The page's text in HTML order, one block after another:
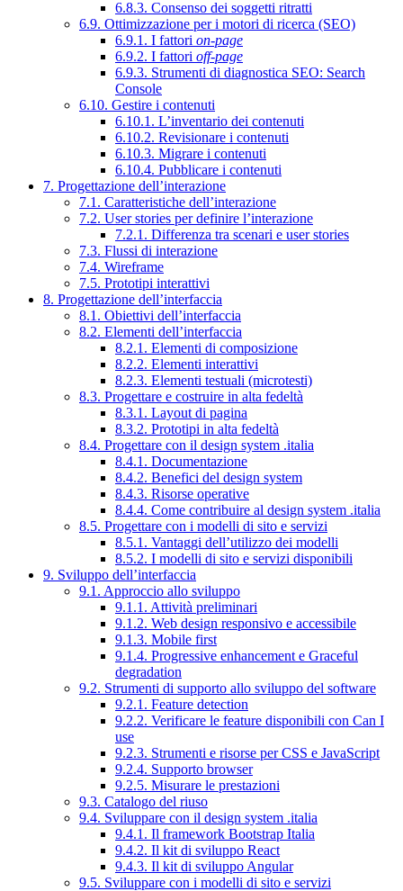
6.8.3. Consenso dei soggetti ritratti
6.9. Ottimizzazione per i motori di ricerca (SEO)
6.9.1. I fattori on-page
6.9.2. I fattori off-page
6.9.3. Strumenti di diagnostica SEO: Search
Console
6.10. Gestire i contenuti
6.10.1. L’inventario dei contenuti
6.10.2. Revisionare i contenuti
6.10.3. Migrare i contenuti
6.10.4. Pubblicare i contenuti
7. Progettazione dell’interazione
7.1. Caratteristiche dell’interazione
7.2. User stories per definire l’interazione
7.2.1. Differenza tra scenari e user stories
7.3. Flussi di interazione
7.4. Wireframe
7.5. Prototipi interattivi
8. Progettazione dell’interfaccia
8.1. Obiettivi dell’interfaccia
8.2. Elementi dell’interfaccia
8.2.1. Elementi di composizione
8.2.2. Elementi interattivi
8.2.3. Elementi testuali (microtesti)
8.3. Progettare e costruire in alta fedeltà
8.3.1. Layout di pagina
8.3.2. Prototipi in alta fedeltà
8.4. Progettare con il design system .italia
8.4.1. Documentazione
8.4.2. Benefici del design system
8.4.3. Risorse operative
8.4.4. Come contribuire al design system .italia
8.5. Progettare con i modelli di sito e servizi
8.5.1. Vantaggi dell’utilizzo dei modelli
8.5.2. I modelli di sito e servizi disponibili
9. Sviluppo dell’interfaccia
9.1. Approccio allo sviluppo
9.1.1. Attività preliminari
9.1.2. Web design responsivo e accessibile
9.1.3. Mobile first
9.1.4. Progressive enhancement e Graceful
degradation
9.2. Strumenti di supporto allo sviluppo del software
9.2.1. Feature detection
9.2.2. Verificare le feature disponibili con Can I
use
9.2.3. Strumenti e risorse per CSS e JavaScript
9.2.4. Supporto browser
9.2.5. Misurare le prestazioni
9.3. Catalogo del riuso
9.4. Sviluppare con il design system .italia
9.4.1. Il framework Bootstrap Italia
9.4.2. Il kit di sviluppo React
9.4.3. Il kit di sviluppo Angular
9.5. Sviluppare con i modelli di sito e servizi